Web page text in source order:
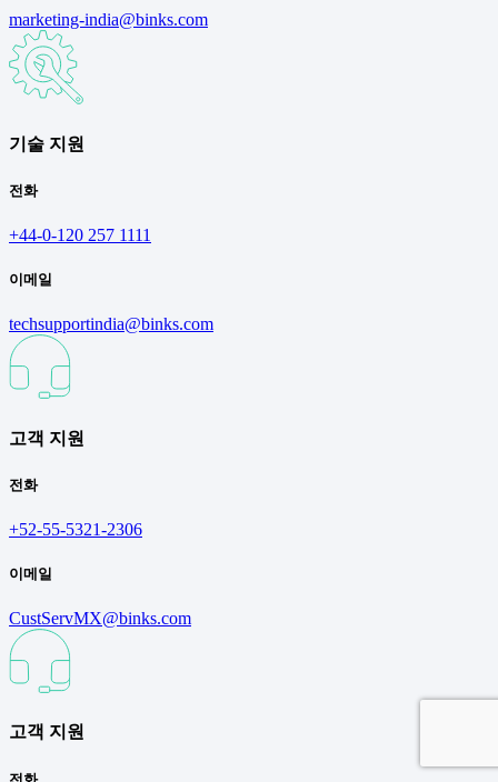
marketing-india@binks.com
기술 지원
전화
+44-0-120 257 1111
이메일
techsupportindia@binks.com
고객 지원
전화
+52-55-5321-2306
이메일
CustServMX@binks.com
고객 지원